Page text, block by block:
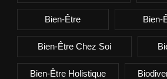
Bien-Être Bien-
Bien-Être Chez Soi
Bien-Être Holistique